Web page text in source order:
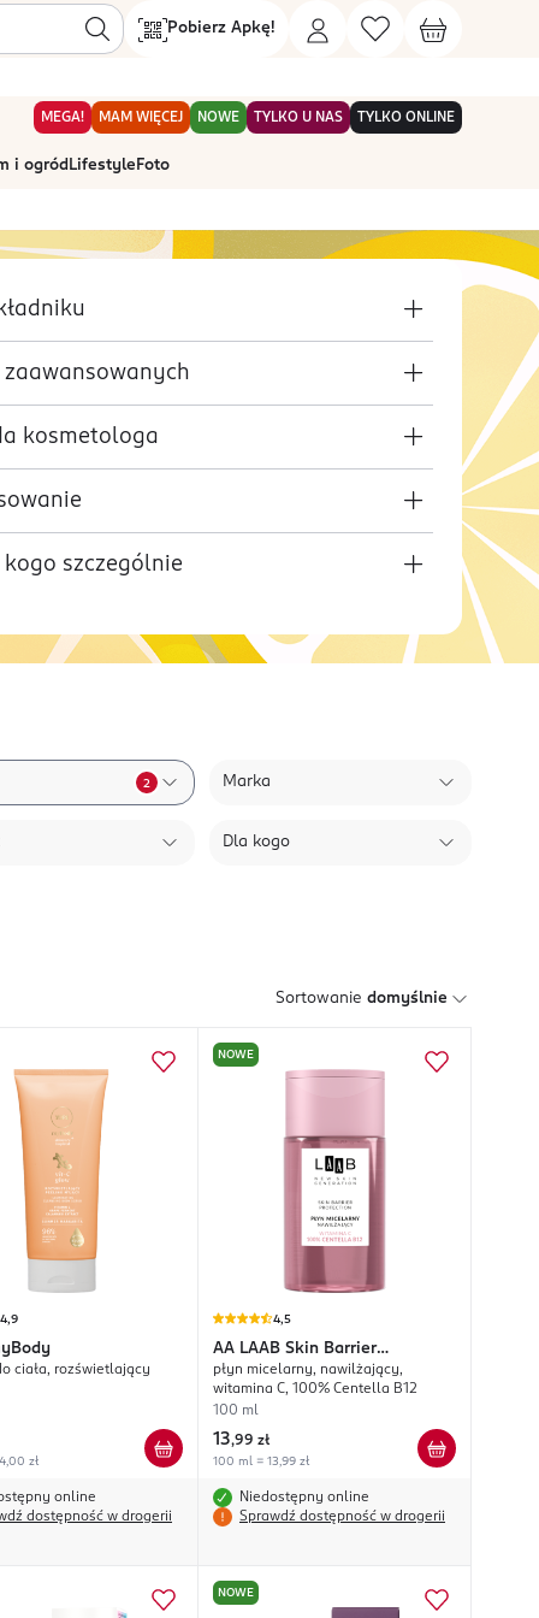
Pobierz Apkę!
MEGA! MAM WIĘCEJ NOWE TYLKO U NAS TYLKO ONLINE
i ogród Lifestyle Foto
zaawansowanych
kosmetologa
kogo szczególnie
2 Marka
Dla kogo
Sortowanie domyślnie
4,9
ciała, rozświetlający
zł
online
dostępność w drogerii
NOWE
4,5
AA LAAB Skin Barrier
Protection
płyn micelarny, nawilżający,
witamina C, 100% Centella B12
100 ml
13,99 zł
100 ml = 13,99 zł
Niedostępny online
Sprawdź dostępność w drogerii
NOWE